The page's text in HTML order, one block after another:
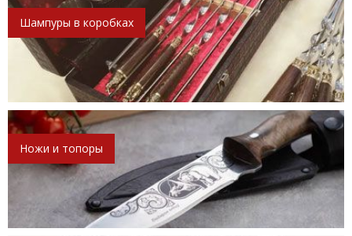
Шампуры в коробках
Ножи и топоры